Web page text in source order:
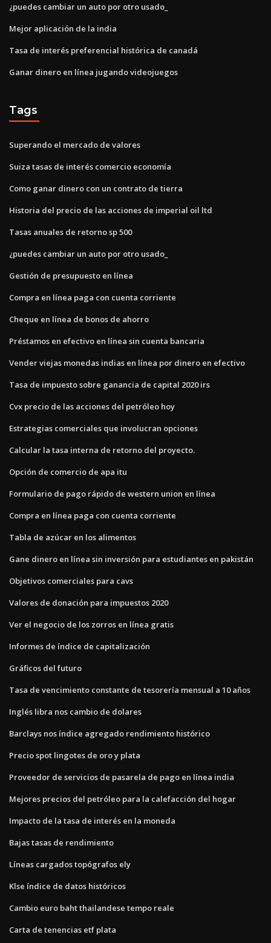
¿puedes cambiar un auto por otro usado_
Mejor aplicación de la india
Tasa de interés preferencial histórica de canadá
Ganar dinero en línea jugando videojuegos
Tags
Superando el mercado de valores
Suiza tasas de interés comercio economía
Como ganar dinero con un contrato de tierra
Historia del precio de las acciones de imperial oil ltd
Tasas anuales de retorno sp 500
¿puedes cambiar un auto por otro usado_
Gestión de presupuesto en línea
Compra en línea paga con cuenta corriente
Cheque en línea de bonos de ahorro
Préstamos en efectivo en línea sin cuenta bancaria
Vender viejas monedas indias en línea por dinero en efectivo
Tasa de impuesto sobre ganancia de capital 2020 irs
Cvx precio de las acciones del petróleo hoy
Estrategias comerciales que involucran opciones
Calcular la tasa interna de retorno del proyecto.
Opción de comercio de apa itu
Formulario de pago rápido de western union en línea
Compra en línea paga con cuenta corriente
Tabla de azúcar en los alimentos
Gane dinero en línea sin inversión para estudiantes en pakistán
Objetivos comerciales para cavs
Valores de donación para impuestos 2020
Ver el negocio de los zorros en línea gratis
Informes de índice de capitalización
Gráficos del futuro
Tasa de vencimiento constante de tesorería mensual a 10 años
Inglés libra nos cambio de dolares
Barclays nos índice agregado rendimiento histórico
Precio spot lingotes de oro y plata
Proveedor de servicios de pasarela de pago en línea india
Mejores precios del petróleo para la calefacción del hogar
Impacto de la tasa de interés en la moneda
Bajas tasas de rendimiento
Líneas cargados topógrafos ely
Klse índice de datos históricos
Cambio euro baht thailandese tempo reale
Carta de tenencias etf plata